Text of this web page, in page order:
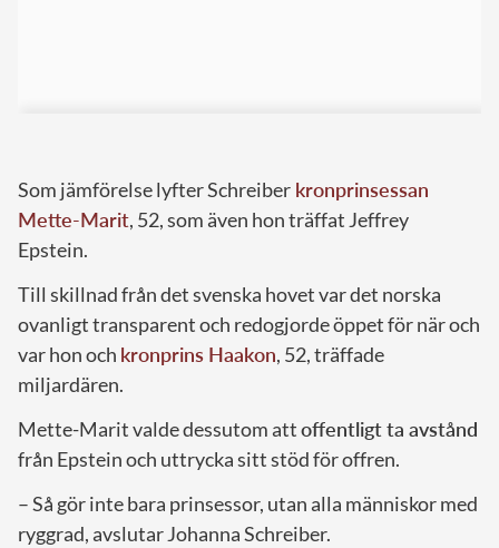
Som jämförelse lyfter Schreiber kronprinsessan
Mette-Marit, 52, som även hon träffat Jeffrey
Epstein.
Till skillnad från det svenska hovet var det norska
ovanligt transparent och redogjorde öppet för när och
var hon och kronprins Haakon, 52, träffade
miljardären.
Mette-Marit valde dessutom attoffentligt ta avstånd
från Epstein och uttrycka sitt stöd för offren.
– Så gör inte bara prinsessor, utan alla människor med
ryggrad, avslutar Johanna Schreiber.